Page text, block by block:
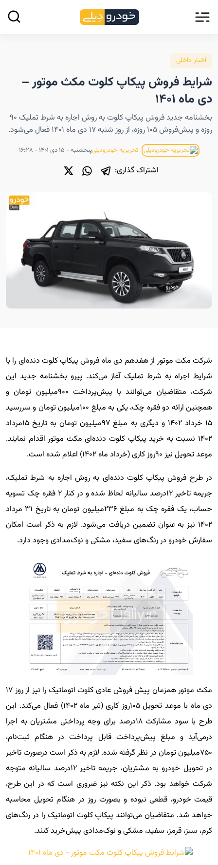
اخبار داخلی
شرایط فروش پیکاپ کلوت مکث موتور –
دی ماه ۱۴۰۱
بخشنامه جدید فروش پیکاپ کلوت به روش اجاره به شرط تملیک ۹۰
روزه و پیش‌فروش ۱۰۵ روزه، از روز شنبه ۱۷ دی ماه ۱۴۰۱ فعال می‌شود.
تحریریه خودرودیلیپنجشنبه - ۱۵ دی ۱۴۰۱ - ۱۶:۲۸
اشتراک گذاری:
شرکت مکث موتور از هفدهم دی ماه فروش پیکاپ کلوت دنده‌ای را با
شرایط اجراه به شرط تملیک آغاز می‌کند. پیرو بخشنامه جدید این
شرکت، متقاضیان می‌توانند با پیش‌پرداخت ۹۰۰میلیون تومان و
همچنین ارائه دو فقره چک، یکی به مبلغ ۱۰۰میلیون تومان و سررسید
۱۵ خرداد ۱۴۰۲ و دیگری به مبلغ ۹۷میلیون تومان به تاریخ ۱۵مرداد
۱۴۰۲ نسبت به خرید پیکاپ کلوت دنده‌ای مکث موتور اقدام نمایند.
موعد تحویل نیز ۹۰روز کاری (خرداد ماه ۱۴۰۲) اعلام شده است.
در طرح فروش پیکاپ کلوت دنده‌ای به روش اجاره به شرط تملیک،
جریمه تاخیر ۱۲درصد سالیانه لحاظ شده و در کنار ۲ فقره چک تسویه
حساب، یک فقره چک به مبلغ ۲۳۶میلیون تومان به تاریخ ۳۱ مرداد
۱۴۰۲ نیز به عنوان تضمین دریافت می‌شود. لازم به ذکر است امکان
سفارش خودرو در رنگ‌های سفید، مشکی و نوک‌مدادی وجود دارد.
مکث موتور همزمان پیش فروش عادی کلوت اتوماتیک را نیز از روز ۱۷
دی ماه با موعد تحویل ۱۰۵روز کاری (تیر ماه ۱۴۰۲) فعال می‌کند. این
طرح با سود مشارکت ۱۸درصد برای وجه پرداختی مشتریان به اجرا
درمی‌آید و مبلغ پیش‌پرداخت قابل پرداخت در هنگام ثبت‌نام،
۷۵۰میلیون تومان در نظر گرفته شده. لازم به ذکر است درصورت تاخیر
در تحویل خودرو به مشتریان، جریمه تاخیر ۱۲درصد سالیانه متوجه
شرکت خواهد بود. ذکر این نکته نیز ضروری است که در این طرح،
قیمت خودرو، قطعی نبوده و بصورت روز در هنگام تحویل محاسبه
خواهد شد. متقاضیان می‌توانند پیکاپ کلوت اتوماتیک را در رنگ‌های
کرم، سبز، قرمز، سفید، مشکی و نوک‌مدادی پیش‌خرید کنند.